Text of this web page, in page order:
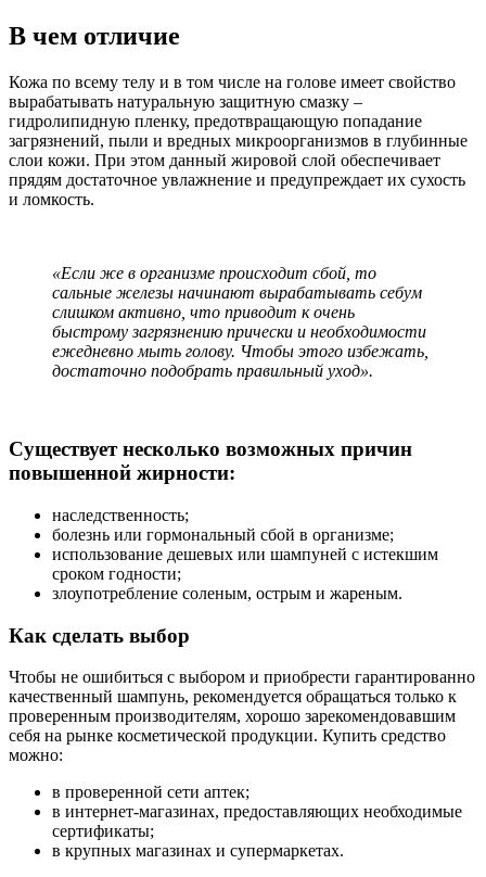
В чем отличие
Кожа по всему телу и в том числе на голове имеет свойство
вырабатывать натуральную защитную смазку –
гидролипидную пленку, предотвращающую попадание
загрязнений, пыли и вредных микроорганизмов в глубинные
слои кожи. При этом данный жировой слой обеспечивает
прядям достаточное увлажнение и предупреждает их сухость
и ломкость.
«Если же в организме происходит сбой, то
сальные железы начинают вырабатывать себум
слишком активно, что приводит к очень
быстрому загрязнению прически и необходимости
ежедневно мыть голову. Чтобы этого избежать,
достаточно подобрать правильный уход».
Существует несколько возможных причин
повышенной жирности:
наследственность;
болезнь или гормональный сбой в организме;
использование дешевых или шампуней с истекшим
сроком годности;
злоупотребление соленым, острым и жареным.
Как сделать выбор
Чтобы не ошибиться с выбором и приобрести гарантированно
качественный шампунь, рекомендуется обращаться только к
проверенным производителям, хорошо зарекомендовавшим
себя на рынке косметической продукции. Купить средство
можно:
в проверенной сети аптек;
в интернет-магазинах, предоставляющих необходимые
сертификаты;
в крупных магазинах и супермаркетах.